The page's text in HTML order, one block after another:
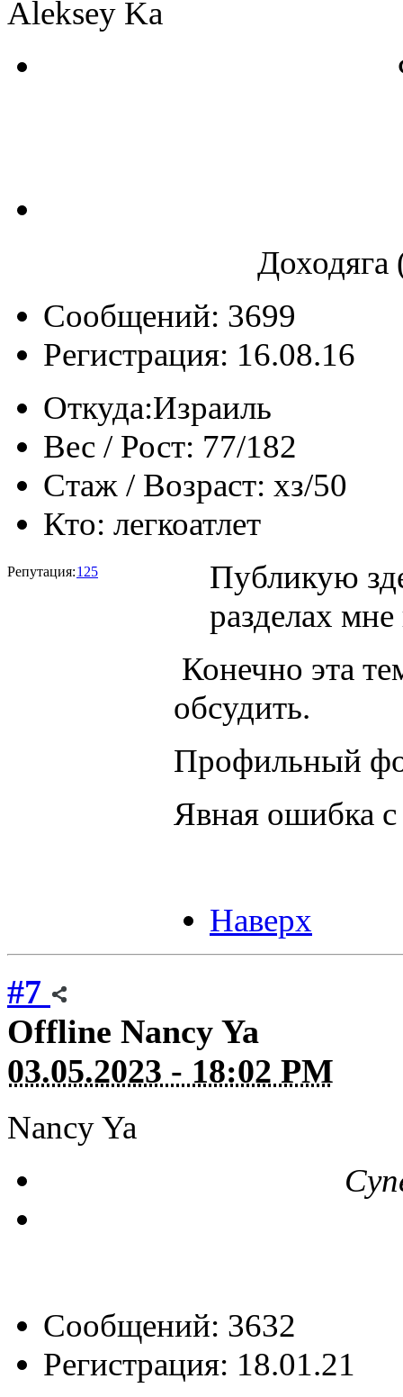
Aleksey Ka
Сообщений: 3699
Регистрация: 16.08.16
Откуда:Израиль
Вес / Рост: 77/182
Стаж / Возраст: хз/50
Кто: легкоатлет
Репутация:125
Публикую
разделах
Конечно эта
обсудить.
Профильный
Явная ошибка
Наверх
#7
Offline Nancy Ya
03.05.2023 - 18:02 PM
Nancy Ya
Сообщений: 3632
Регистрация: 18.01.21